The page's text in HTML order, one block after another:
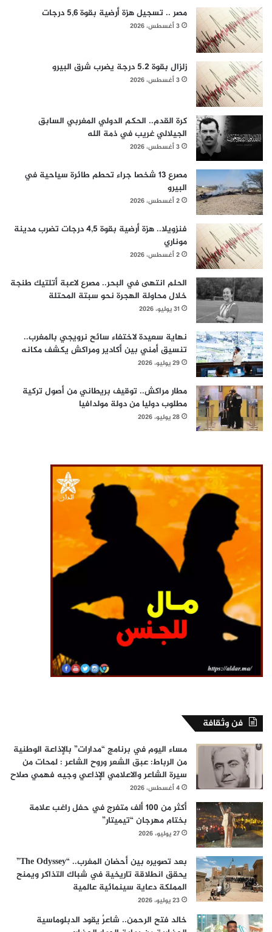
مصر .. تسجيل هزة أرضية بقوة 5,6 درجات
3 أغسطس، 2026
زلزال بقوة 5.2 درجة يضرب شرق البيرو
3 أغسطس، 2026
كرة القدم.. الحكم الدولي المغربي السابق
الجيلالي غريب في ذمة الله
3 أغسطس، 2026
مصرع 13 شخصا جراء تحطم طائرة سياحية في
البيرو
2 أغسطس، 2026
فنزويلا.. هزة أرضية بقوة 4,5 درجات تضرب مدينة
موناري
2 أغسطس، 2026
الحلم انتهى في البحر.. مصرع لاعبة أتلتيك طنجة
خلال محاولة الهجرة نحو سبتة المحتلة
31 يوليو، 2026
نهاية سعيدة لاختفاء سائح نرويجي بالمغرب..
تنسيق أمني بين أكادير ومراكش يكشف مكانه
29 يوليو، 2026
مطار مراكش.. توقيف بريطاني من أصول تركية
مطلوب دوليا من دولة مولدافيا
28 يوليو، 2026
فن وثقافة
مساء اليوم في برنامج “مدارات” بالإذاعة الوطنية
من الرباط: عبق الشعر وروح الشاعر : لمحات من
سيرة الشاعر والاعلامي الإذاعي وجيه فهمي صلاح
4 أغسطس، 2026
أكثر من 100 ألف متفرج في حفل راغب علامة
بختام مهرجان “تيميتار”
27 يوليو، 2026
بعد تصويره بين أحضان المغرب.. “The Odyssey”
يحقق انطلاقة تاريخية في شباك التذاكر ويمنح
المملكة دعاية سينمائية عالمية
23 يوليو، 2026
خالد فتح الرحمن.. شاعرٌ يقود الدبلوماسية